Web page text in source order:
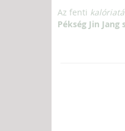
Az fenti
Pékség Jin